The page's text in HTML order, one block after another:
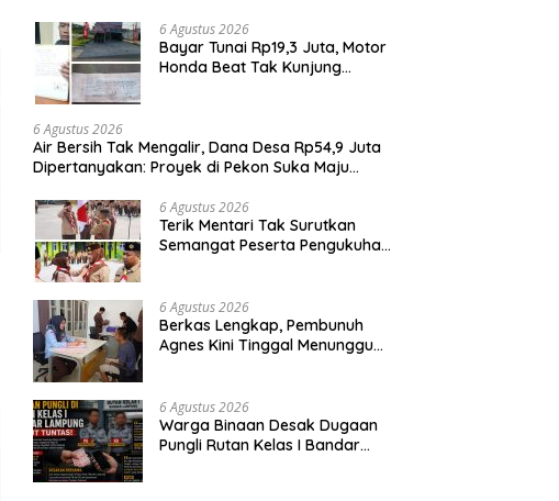
6 Agustus 2026
Bayar Tunai Rp19,3 Juta, Motor
Honda Beat Tak Kunjung
6 Agustus 2026
Air Bersih Tak Mengalir, Dana Desa Rp54,9 Juta
Dipertanyakan: Proyek di Pekon Suka Maju
Konfirmasi
6 Agustus 2026
Terik Mentari Tak Surutkan
Semangat Peserta Pengukuhan
6 Agustus 2026
Berkas Lengkap, Pembunuh
Agnes Kini Tinggal Menunggu
6 Agustus 2026
Warga Binaan Desak Dugaan
Pungli Rutan Kelas I Bandar